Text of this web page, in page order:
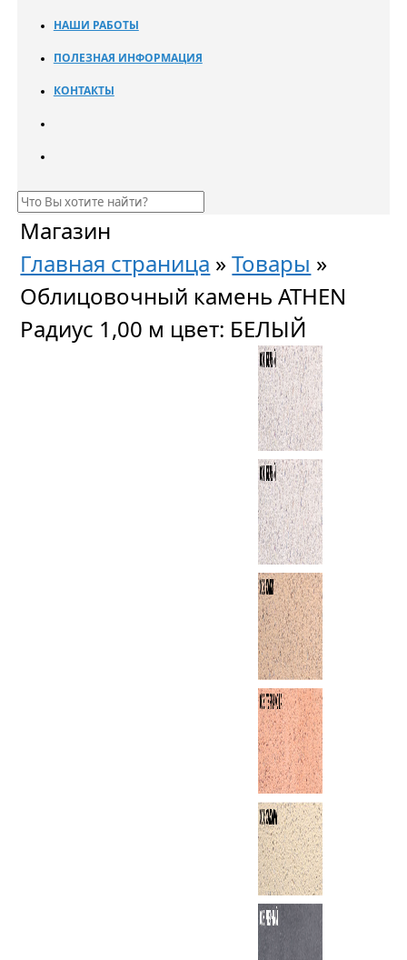
НАШИ РАБОТЫ
ПОЛЕЗНАЯ ИНФОРМАЦИЯ
КОНТАКТЫ
Магазин
Главная страница »Товары »
Облицовочный камень ATHEN
Радиус 1,00 м цвет: БЕЛЫЙ